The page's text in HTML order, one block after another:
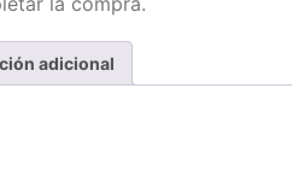
adicional